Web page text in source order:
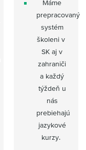
Máme
prepracovaný
systém
školeni v
SK aj v
zahraniči
a každý
týždeň u
nás
prebiehajú
jazykové
kurzy.